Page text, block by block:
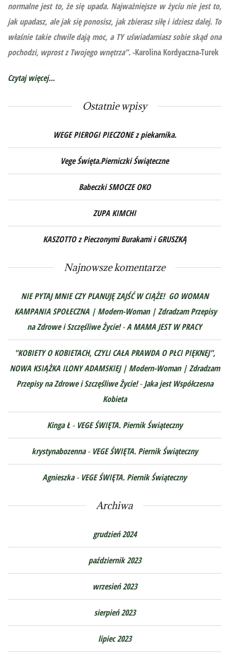
normalne jest to, że się upada. Najważniejsze w życiu nie jest to,
jak upadasz, ale jak się ponosisz, jak zbierasz siłę i idziesz dalej. To
właśnie takie chwile dają moc, a TY uświadamiasz sobie skąd ona
pochodzi, wprost z Twojego wnętrza”.-Karolina Kordyaczna-Turek
Czytaj więcej...
Ostatnie wpisy
WEGE PIEROGI PIECZONE z piekarnika.
Vege Święta.Pierniczki Świąteczne
Babeczki SMOCZE OKO
ZUPA KIMCHI
KASZOTTO z Pieczonymi Burakami i GRUSZKĄ
Najnowsze komentarze
NIE PYTAJ MNIE CZY PLANUJĘ ZAJŚĆ W CIĄŻE! GO WOMAN
KAMPANIA SPOŁECZNA | Modern-Woman | Zdradzam Przepisy
na Zdrowe i Szczęśliwe Życie!-A MAMA JEST W PRACY
"KOBIETY O KOBIETACH, CZYLI CAŁA PRAWDA O PŁCI PIĘKNEJ",
NOWA KSIĄŻKA ILONY ADAMSKIEJ | Modern-Woman | Zdradzam
Przepisy na Zdrowe i Szczęśliwe Życie!-Jaka jest Współczesna
Kobieta
Kinga Ł- VEGE ŚWIĘTA. Piernik Świąteczny
krystynabozenna- VEGE ŚWIĘTA. Piernik Świąteczny
Agnieszka- VEGE ŚWIĘTA. Piernik Świąteczny
Archiwa
grudzień 2024
październik 2023
wrzesień 2023
sierpień 2023
lipiec 2023